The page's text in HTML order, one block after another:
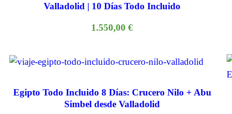
Valladolid | 10 Días Todo Incluido
1.550,00€
Egipto Todo Incluido 8 Días: Crucero Nilo + Abu
Simbel desde Valladolid